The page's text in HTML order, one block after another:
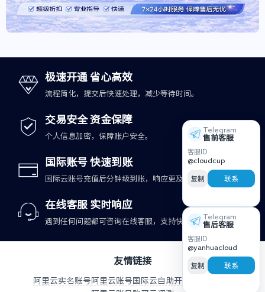
极速开通 省心高效
流程简化，提交后快速处理，减少等待时间。
交易安全 资金保障
个人信息加密，保障账户安全。
国际账号 快速到账
国际云账号充值后分钟级到账，响应更及时。
在线客服 实时响应
遇到任何问题都可咨询在线客服，支持快速处理。
友情链接
阿里云实名账号 阿里云账号 国际云自助开户与充值平台
Telegram
售前客服
客服ID
@cloudcup
复制 联系
Telegram
售后客服
客服ID
@yanhuacloud
复制 联系